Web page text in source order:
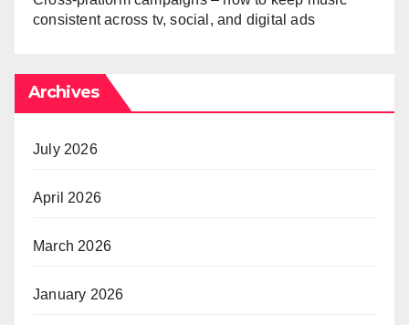
consistent across tv, social, and digital ads
Archives
July 2026
April 2026
March 2026
January 2026